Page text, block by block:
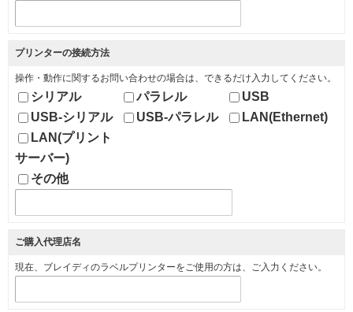
プリンターの接続方法
操作・動作に関するお問い合わせの場合は、できるだけ入力してください。
シリアル パラレル
USB
USB-シリアル
USB-パラレル
LAN(Ethernet)
LAN(プリント
サーバー)
その他
ご購入代理店名
現在、ブレイディのラベルプリンターをご使用の方は、ご入力ください。